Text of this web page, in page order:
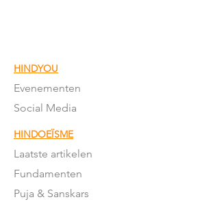
HINDYOU
Evenementen
Social Media
HINDOEÏSME
Laatste artikelen
Fundamenten
Puja & Sanskars